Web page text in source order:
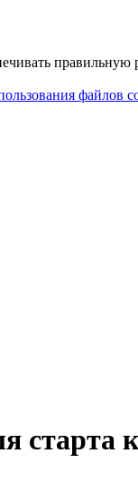
правильную
файлов
старта